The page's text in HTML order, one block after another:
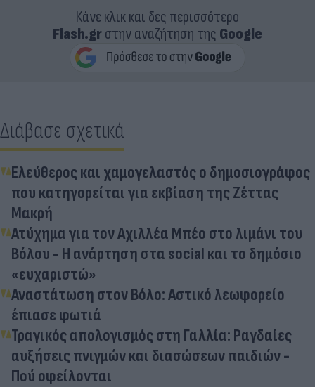
Κάνε κλικ και δες περισσότερο
Flash.grστην αναζήτηση της Google
Διάβασε σχετικά
Ελεύθερος και χαμογελαστός ο δημοσιογράφος
που κατηγορείται για εκβίαση της Ζέττας
Μακρή
Ατύχημα για τον Αχιλλέα Μπέο στο λιμάνι του
Βόλου - Η ανάρτηση στα social και το δημόσιο
«ευχαριστώ»
Αναστάτωση στον Βόλο: Αστικό λεωφορείο
έπιασε φωτιά
Τραγικός απολογισμός στη Γαλλία: Ραγδαίες
αυξήσεις πνιγμών και διασώσεων παιδιών -
Πού οφείλονται